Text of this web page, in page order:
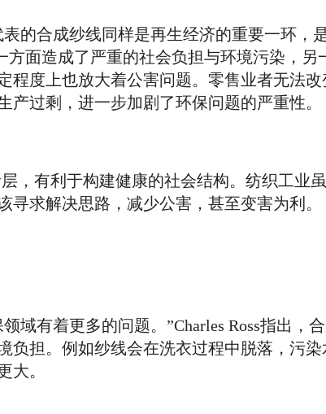
的合成纱线同样是再生经济的重要一环，
方面造成了严重的社会负担与环境污染，另
度上也放大着公害问题。零售业者无法
过剩，进一步加剧了环保问题的严重性。
，有利于构建健康的社会结构。纺织工业
求解决思路，减少公害，甚至变害为利。
域有着更多的问题。”Charles Ross指出，
负担。例如纱线会在洗衣过程中脱落，污
大。